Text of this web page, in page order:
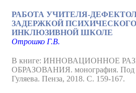
РАБОТА УЧИТЕЛЯ-
ЗАДЕРЖКОЙ ПСИХИЧЕСКОГО
ИНКЛЮЗИВНОЙ ШКОЛЕ
Отрошко Г.В.
В книге: ИННОВАЦИОННОЕ
ОБРАЗОВАНИЯ. монография. Под
Гуляева. Пенза, 2018. С. 159-167.